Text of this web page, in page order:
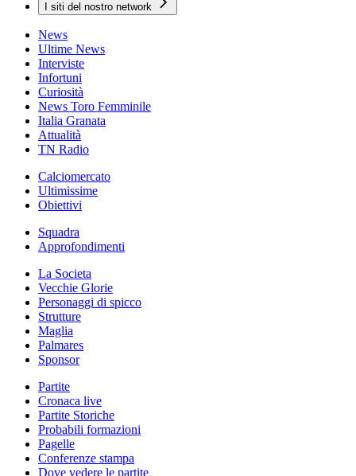
I siti del nostro network
News
Ultime News
Interviste
Infortuni
Curiosità
News Toro Femminile
Italia Granata
Attualità
TN Radio
Calciomercato
Ultimissime
Obiettivi
Squadra
Approfondimenti
La Societa
Vecchie Glorie
Personaggi di spicco
Strutture
Maglia
Palmares
Sponsor
Partite
Cronaca live
Partite Storiche
Probabili formazioni
Pagelle
Conferenze stampa
Dove vedere le partite